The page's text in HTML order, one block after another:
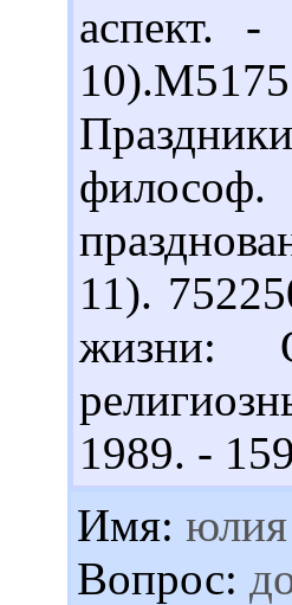
аспект.
11).
жизни:
1989. -
Имя: юлия
Вопрос: